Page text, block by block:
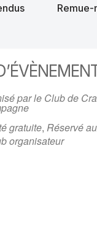
par le Club de
gratuite,Réservé
organisateur